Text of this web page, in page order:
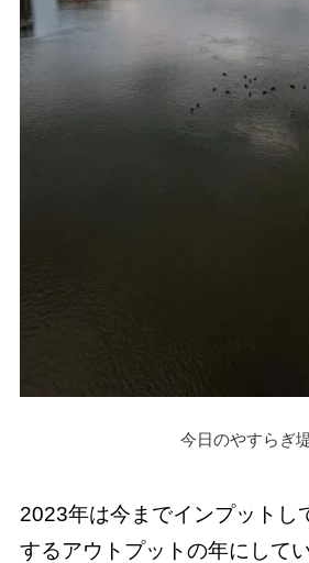
今日のやすらぎ
2023年は今までインプットし
するアウトプットの年にして